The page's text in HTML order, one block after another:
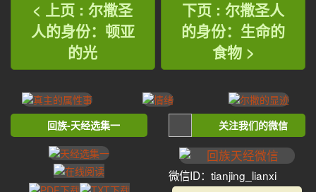
< 上页 : 尔撒圣
人的身份：顿亚
的光
下页 : 尔撒圣人
的身份：生命的
食物 >
回族-天经选集一 关注我们的微信
微信ID：tianjing_lianxi